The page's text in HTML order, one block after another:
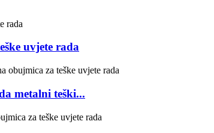
uvjete rada
metalni teški...